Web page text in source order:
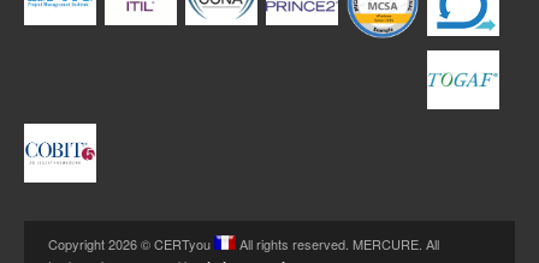
Copyright 2026 © CERTyou
All rights reserved. MERCURE. All